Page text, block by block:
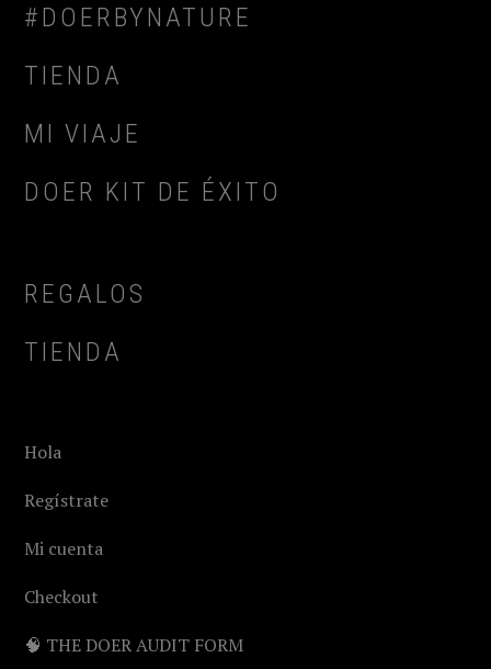
FOOTER
#DOERBYNATURE
TIENDA
MI VIAJE
DOER KIT DE ÉXITO
REGALOS
TIENDA
Hola
Regístrate
Mi cuenta
Checkout
🧠 THE DOER AUDIT FORM